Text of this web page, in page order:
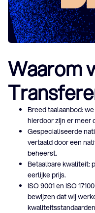
Het team
MVO
Waarom
Breed taalaanbod:
hierdoor zijn er meer
Gespecialiseerde
vertaald door een
beheerst.
Betaalbare kwaliteit:
eerlijke prijs.
ISO 9001 en ISO
bewijzen dat wij